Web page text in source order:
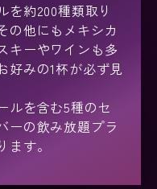
を約200種類取り
の他にもメキシカ
キーやワインも多
好みの1杯が必ず見
ルを含む5種のセ
ーの飲み放題プラ
す。